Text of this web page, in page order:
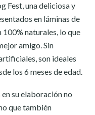
Fest, una deliciosa y
en láminas de
100% naturales, lo que
amigo. Sin
son ideales
los 6 meses de edad.
su elaboración no
que también